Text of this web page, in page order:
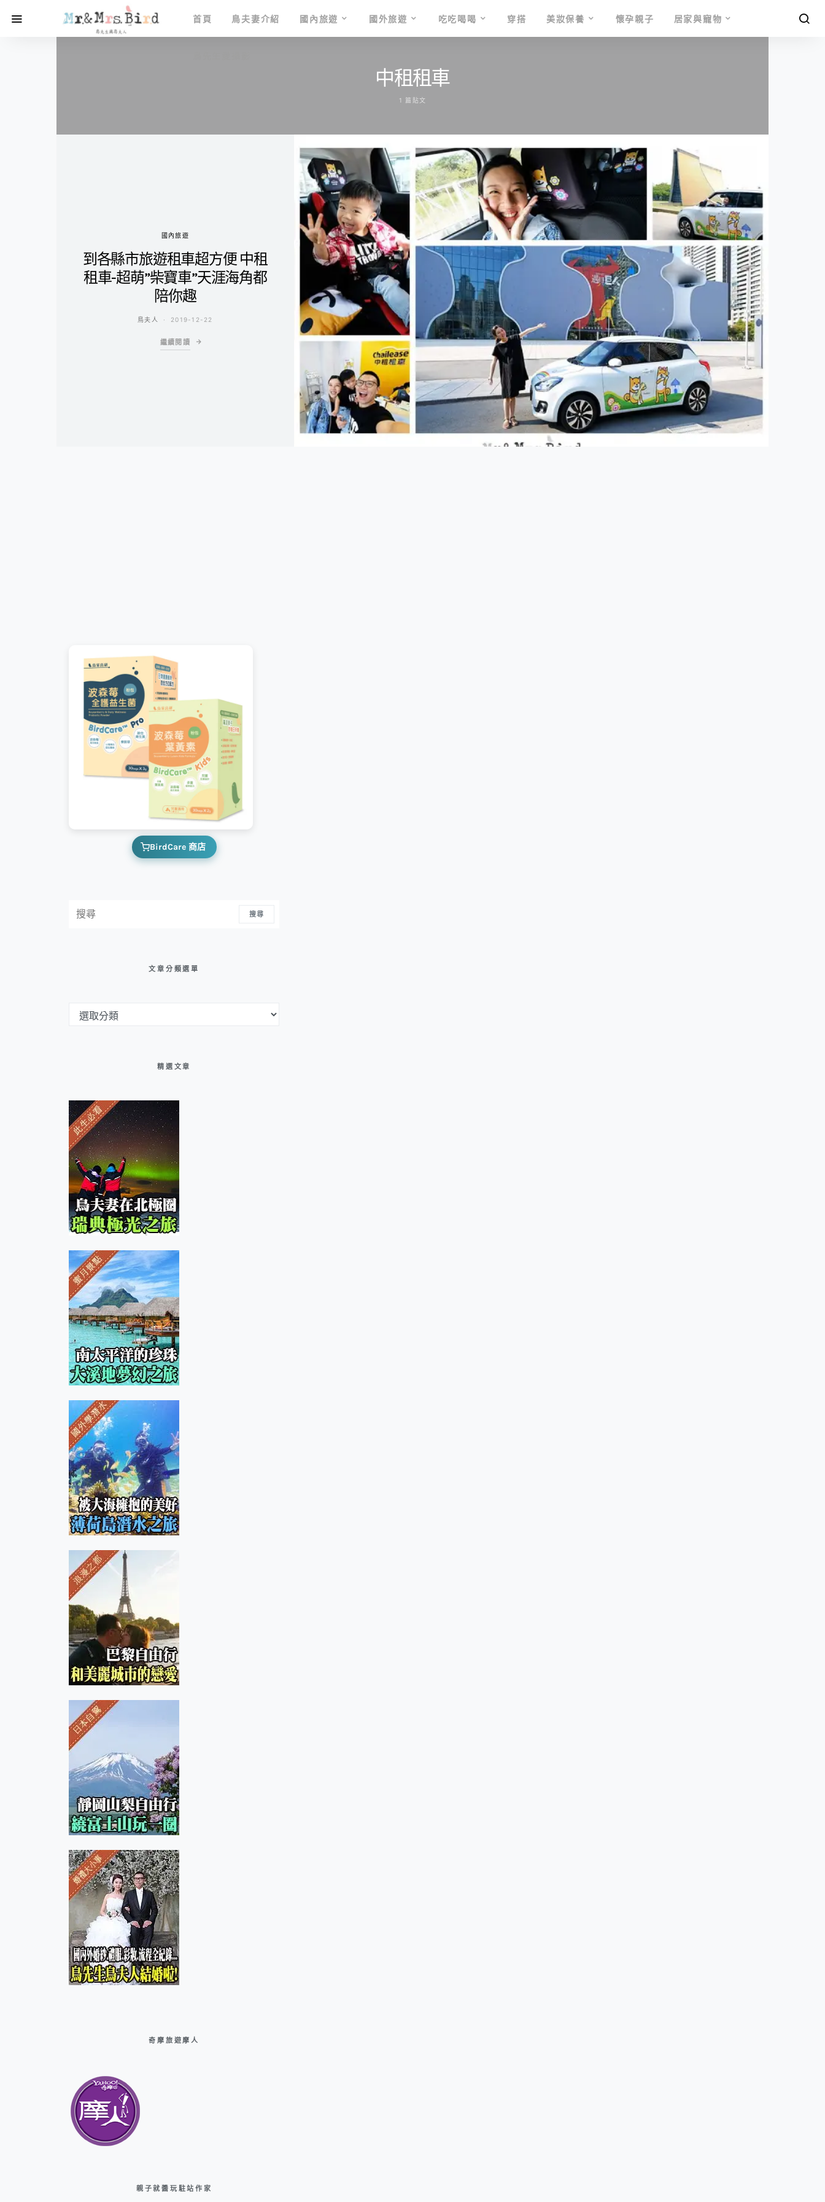
首頁 鳥夫妻介紹 國內旅遊 國外旅遊 吃吃喝喝 穿搭 美妝保養 懷孕親子 居家與寵物
中租租車
1 篇貼文
國內旅遊
到各縣市旅遊租車超方便 中租
租車-超萌”柴寶車”天涯海角都
陪你趣
鳥夫人 2019-12-22
繼續閱讀
BirdCare 商店
搜尋
文章分類選單
精選文章
奇摩旅遊摩人
親子就醬玩駐站作家